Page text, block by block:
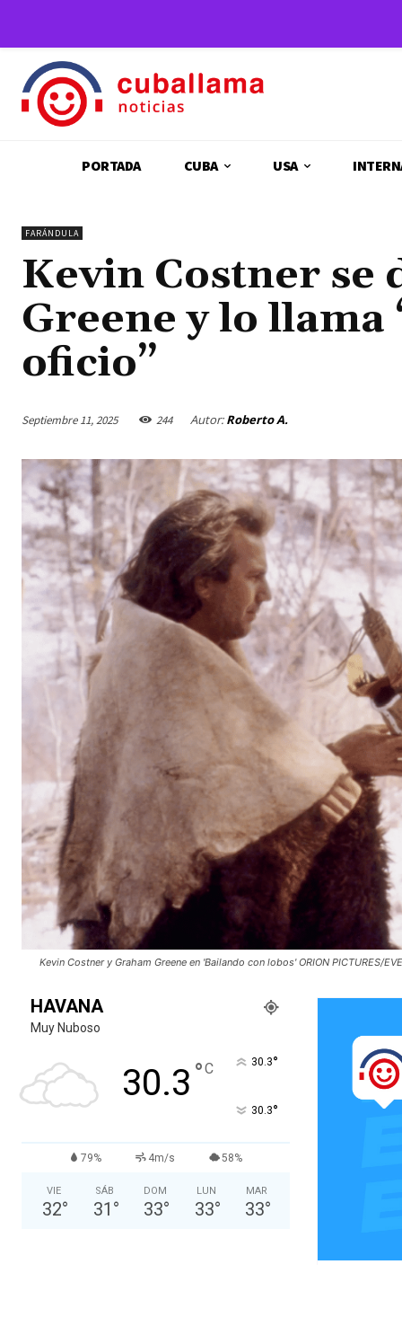
PORTADA CUBA USA
FARÁNDULA
Kevin Costner se
Greene y lo llama
oficio”
Septiembre 11, 2025 244 Autor: Roberto A.
Kevin Costner y Graham Greene en 'Bailando con lobos' ORION PICTURES/
HAVANA
Muy Nuboso
30.3 °C 30.3°
30.3°
79% 4m/s 58%
VIE
32°
SÁB
31 °
DOM
33°
LUN
33°
MAR
33°